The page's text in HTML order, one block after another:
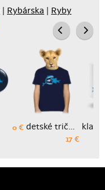
Rybárska Ryby
0 € detské tričko
17 €